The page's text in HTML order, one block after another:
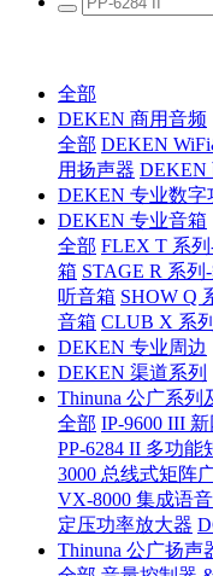
全部
DEKEN 商用音频
全部 DEKEN
用扬声器 DEKEN
DEKEN 专业数字
DEKEN 专业音箱
全部 FLEX T 系
箱 STAGE R 系
听音箱 SHOW Q
音箱 CLUB X 系
DEKEN 专业周边
DEKEN 渠道系列
Thinuna 公广系列
全部 IP-9600 III
PP-6284 II 多功能
3000 总线式矩阵
VX-8000 集成语
定压功率放大器
Thinuna 公广扬声